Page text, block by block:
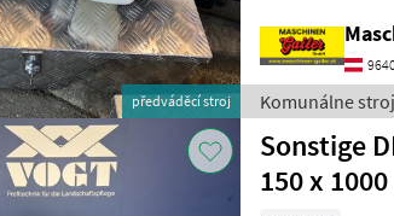
předváděcí stroj Komunálne
Sonstige
150 x